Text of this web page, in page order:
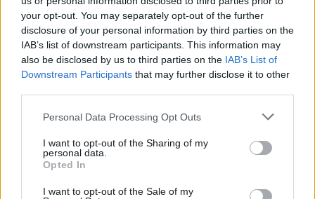
your opt-out. You may separately opt-out of the further
disclosure of your personal information by third parties on the
IAB’s list of downstream participants. This information may
also be disclosed by us to third parties on the IAB’s List of
Downstream Participants that may further disclose it to other
Personal Data Processing Opt Outs
I want to opt-out of the Sharing of my
personal data.
Opted In
I want to opt-out of the Sale of my
sborníkem textů o obnově a ochraně krajiny, která vznikla
tvořivým zásahem člověka. Třiatřicet autorů (například Ivan
Dejmal, Jan Piňos, Daniel Vondrouš...) se snaží vysvětlit čtenáři
pojem kulturní krajina a nutnost její ochrany.
Proč lidé stárnou?
Všichni stárneme. S tímto nezvratitelným faktem se musí vyrovnat
změnit? Jsou tu vůbec nějaká pravidla? Na tyto a další otázky se
pokouší odpovědět Steven N. Austad v knize "Proč stárneme".